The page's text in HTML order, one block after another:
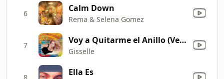
6 Calm Down
Rema & Selena Gomez
7 Voy a Quitarme el Anillo (Versión Merengue)
Gisselle
8 Ella Es